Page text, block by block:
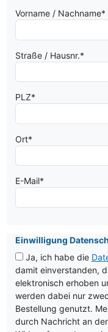
Vorname / Nachname*
Straße / Hausnr.*
PLZ*
Ort*
E-Mail*
Einwilligung
Ja, ich habe die
damit einverstanden,
elektronisch erhoben
werden dabei nur
Bestellung genutzt.
durch Nachricht an